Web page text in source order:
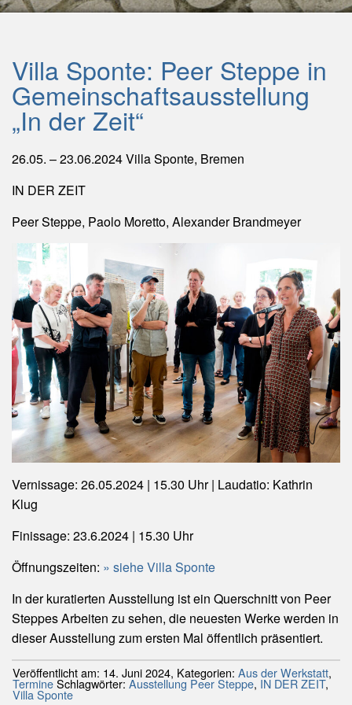
Villa Sponte: Peer Steppe in
Gemeinschaftsausstellung
„In der Zeit“
26.05. – 23.06.2024 Villa Sponte, Bremen
IN DER ZEIT
Peer Steppe, Paolo Moretto, Alexander Brandmeyer
Vernissage: 26.05.2024 | 15.30 Uhr | Laudatio: Kathrin
Klug
Finissage: 23.6.2024 | 15.30 Uhr
Öffnungszeiten:
siehe Villa Sponte
In der kuratierten Ausstellung ist ein Querschnitt von Peer
Steppes Arbeiten zu sehen, die neuesten Werke werden in
dieser Ausstellung zum ersten Mal öffentlich präsentiert.
Veröffentlicht am: 14. Juni 2024, Kategorien: Aus der Werkstatt,
TermineSchlagwörter: Ausstellung Peer Steppe, IN DER ZEIT,
Villa Sponte